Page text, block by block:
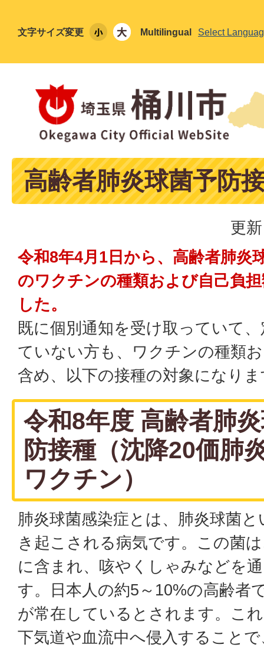
文字サイズ変更 Multilingual Select
高齢者肺炎球菌予防
更
令和8年4月1日から、高齢者肺炎
のワクチンの種類および自己負
した。
既に個別通知を受け取っていて
ていない方も、ワクチンの種類
含め、以下の接種の対象になり
令和8年度 高齢者肺
防接種（沈降20価肺
ワクチン）
肺炎球菌感染症とは、肺炎球菌
き起こされる病気です。この菌
に含まれ、咳やくしゃみなどを
す。日本人の約5～10%の高齢者
が常在しているとされます。こ
下気道や血流中へ侵入すること